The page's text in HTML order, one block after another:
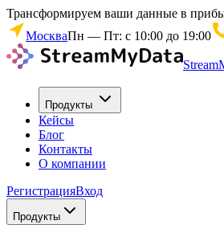
Трансформируем ваши данные в
МоскваПн — Пт: с 10:00 до 19:00
Продукты
Кейсы
Блог
Контакты
О компании
РегистрацияВход
Продукты